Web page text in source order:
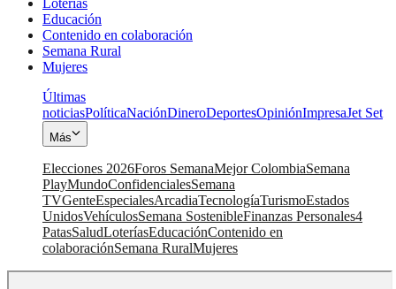
Educación
Contenido en colaboración
Semana Rural
Mujeres
Últimas
noticiasPolíticaNaciónDineroDeportesOpiniónImpresaJet Set
Más
Elecciones 2026Foros SemanaMejor ColombiaSemana
PlayMundoConfidencialesSemana
TVGenteEspecialesArcadiaTecnologíaTurismoEstados
UnidosVehículosSemana SostenibleFinanzas Personales4
PatasSaludLoteríasEducaciónContenido en
colaboraciónSemana RuralMujeres